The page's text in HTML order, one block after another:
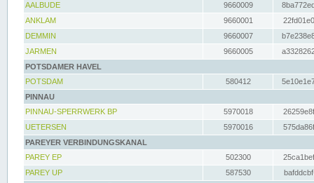
AALBUDE
9660009
ANKLAM
9660001
DEMMIN
9660007
JARMEN
9660005
POTSDAMER HAVEL
POTSDAM
580412
PINNAU
PINNAU-SPERRWERK BP
5970018
UETERSEN
5970016
PAREYER VERBINDUNGSKANAL
PAREY EP
502300
PAREY UP
587530